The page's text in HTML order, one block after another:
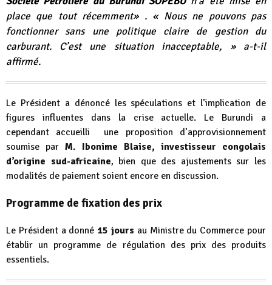
place que tout récemment» . « Nous ne pouvons pas
fonctionner sans une politique claire de gestion du
carburant. C’est une situation inacceptable, »a-t-il
affirmé.
Le Président a dénoncé les spéculations et l’implication de
figures influentes dans la crise actuelle. Le Burundi a
cependant accueilli une proposition d’approvisionnement
soumise par M. Ibonime Blaise, investisseur congolais
d’origine sud-africaine, bien que des ajustements sur les
modalités de paiement soient encore en discussion.
Programme de fixation des prix
Le Président a donné 15 jours au Ministre du Commerce pour
établir un programme de régulation des prix des produits
essentiels.